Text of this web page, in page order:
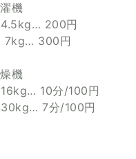
機
200円
300円
機
10分/100円
7分/100円